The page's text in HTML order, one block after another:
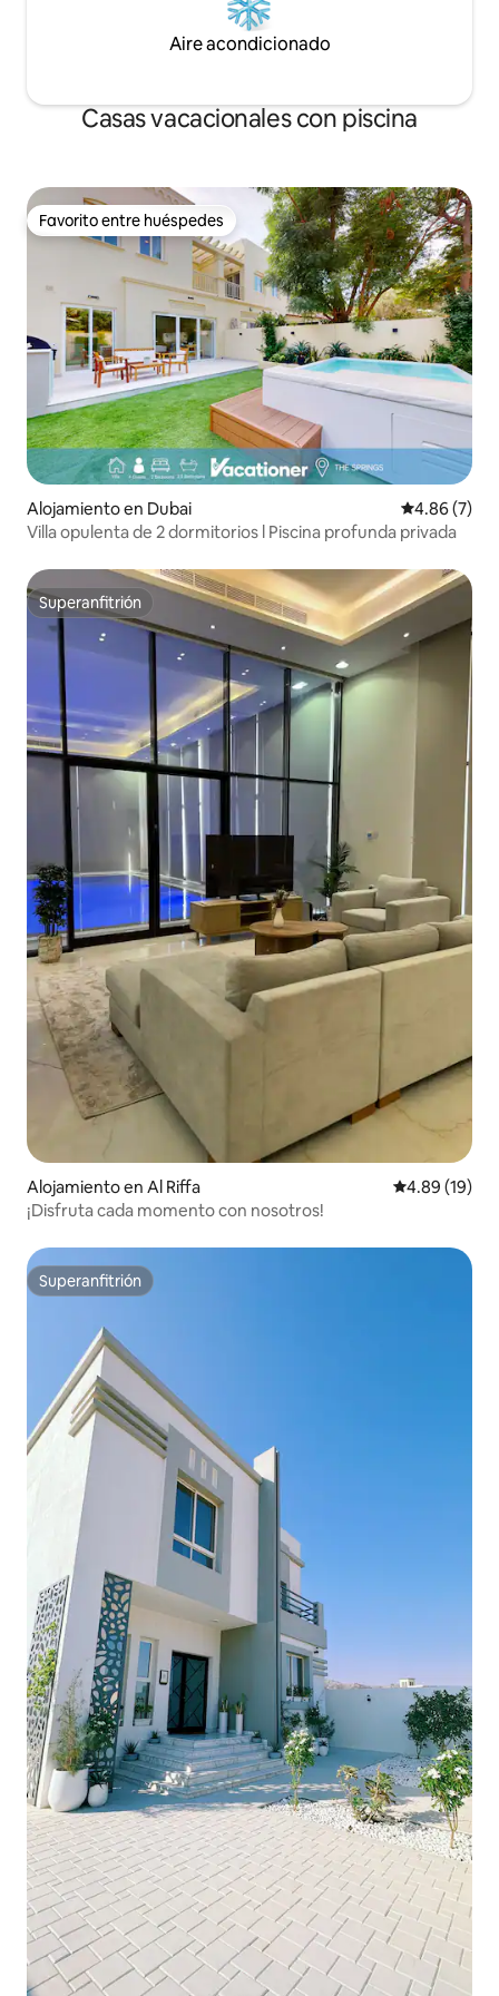
Aire acondicionado
Casas vacacionales con piscina
Favorito entre huéspedes
Favorito entre huéspedes
Alojamiento en Dubai Calificación
4.86 (7)
Villa opulenta de 2 dormitorios l Piscina profunda privada
Superanfitrión
Superanfitrión
Alojamiento en Al Riffa Calificación
4.89 (19)
¡Disfruta cada momento con nosotros!
Superanfitrión
Superanfitrión